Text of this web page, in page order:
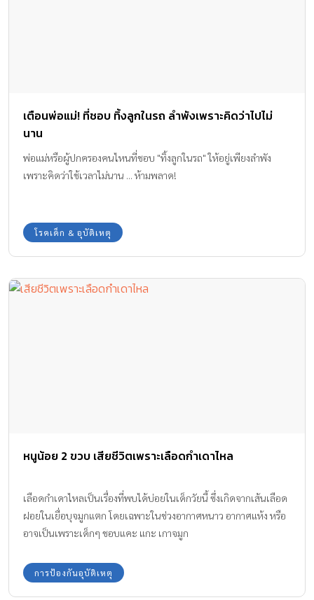
เตือนพ่อแม่! ที่ชอบ ทิ้งลูกในรถ ลำพังเพราะคิดว่าไปไม่
นาน
พ่อแม่หรือผู้ปกครองคนไหนที่ชอบ "ทิ้งลูกในรถ" ให้อยู่เพียงลำพัง
เพราะคิดว่าใช้เวลาไม่นาน ... ห้ามพลาด!
โรคเด็ก & อุบัติเหตุ
หนูน้อย 2 ขวบ เสียชีวิตเพราะเลือดกำเดาไหล
เลือดกำเดาไหลเป็นเรื่องที่พบได้บ่อยในเด็กวัยนี้ ซึ่งเกิดจากเส้นเลือด
ฝอยในเยื่อบุจมูกแตก โดยเฉพาะในช่วงอากาศหนาว อากาศแห้ง หรือ
อาจเป็นเพราะเด็กๆ ชอบแคะ แกะ เกาจมูก
การป้องกันอุบัติเหตุ